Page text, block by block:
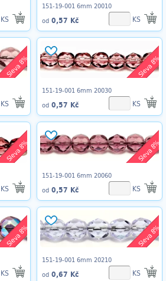
KS
151-19-001 6mm 20010
od 0,57 Kč KS
Sleva 8%
KS
Sleva 8%
151-19-001 6mm 20030
od 0,57 Kč KS
Sleva 8%
KS
Sleva 8%
151-19-001 6mm 20060
od 0,57 Kč KS
Sleva 8%
KS
Sleva 8%
151-19-001 6mm 20210
od 0,67 Kč KS